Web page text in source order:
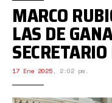
MARCO
LAS DE
17 Ene 2025, 2:02 pm.